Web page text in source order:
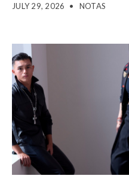
JULY 29, 2026 • NOTAS